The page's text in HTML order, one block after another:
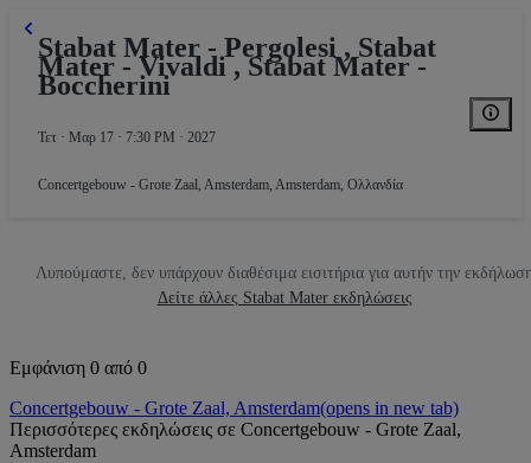
Stabat Mater - Pergolesi , Stabat
Mater - Vivaldi , Stabat Mater -
Boccherini
Τετ · Μαρ 17 · 7:30 PM · 2027
Concertgebouw - Grote Zaal, Amsterdam, Amsterdam, Ολλανδία
Λυπούμαστε, δεν υπάρχουν διαθέσιμα εισιτήρια για αυτήν την
Δείτε άλλες Stabat Mater εκδηλώσεις
Εμφάνιση 0 από 0
Concertgebouw - Grote Zaal, Amsterdam(opens in new tab)
Περισσότερες εκδηλώσεις σε Concertgebouw - Grote Zaal,
Amsterdam